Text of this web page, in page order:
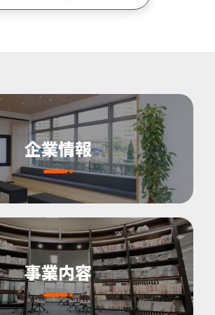
企業情報
事業内容